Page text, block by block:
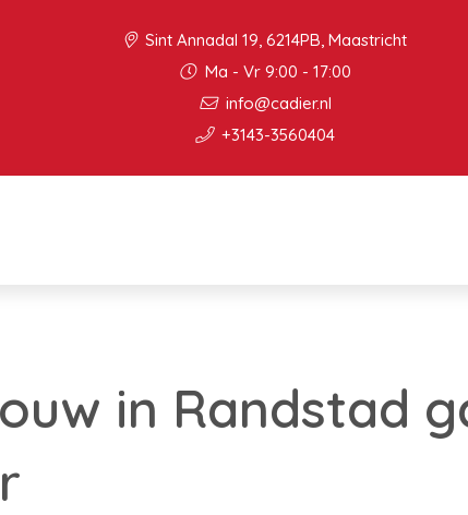
Sint Annadal 19, 6214PB, Maastricht
Ma - Vr 9:00 - 17:00
info@cadier.nl
+3143-3560404
in Randstad